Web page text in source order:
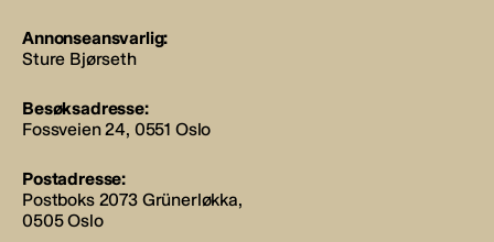
Annonseansvarlig:
Sture Bjørseth
Besøksadresse:
Fossveien 24, 0551 Oslo
Postadresse:
Postboks 2073 Grünerløkka,
0505 Oslo